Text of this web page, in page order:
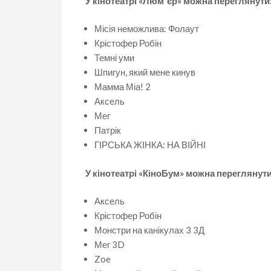
Місія неможлива: Фолаут
Крістофер Робін
Темні уми
Шпигун, який мене кинув
Мамма Міа! 2
Аксель
Мег
Патрік
ГІРСЬКА ЖІНКА: НА ВІЙНІ
У кінотеатрі «КіноБум» можна
Аксель
Крістофер Робін
Монстри на канікулах 3 3Д
Мег 3D
Zoe